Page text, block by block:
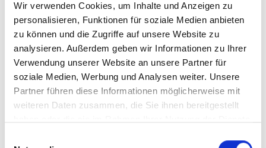
Wir verwenden Cookies, um Inhalte und Anzeigen zu
personalisieren, Funktionen für soziale Medien anbieten
zu können und die Zugriffe auf unsere Website zu
analysieren. Außerdem geben wir Informationen zu Ihrer
Verwendung unserer Website an unsere Partner für
soziale Medien, Werbung und Analysen weiter. Unsere
Partner führen diese Informationen möglicherweise mit
weiteren Daten zusammen, die Sie ihnen bereitgestellt
dazugeben, Eidotter und Ei nach und nach
untermengen. Vanillezucker, Zitronenschale,
Rum, Salz und das ...
Mehr erfahren